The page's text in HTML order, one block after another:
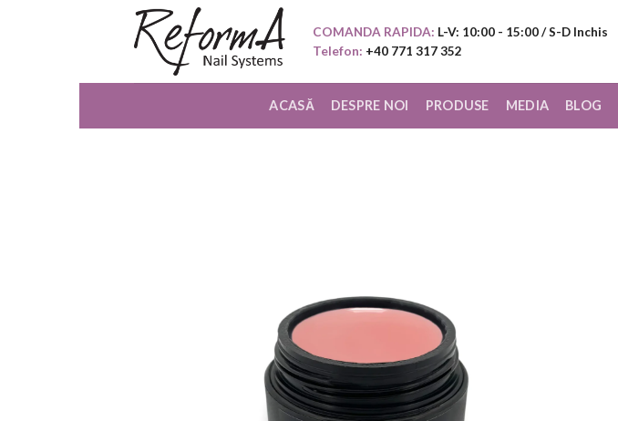
COMANDA RAPIDA: L-V: 10:00 - 15:00 / S-D Inchis
Telefon: +40 771 317 352
ACASĂ DESPRE NOI PRODUSE MEDIA BLOG